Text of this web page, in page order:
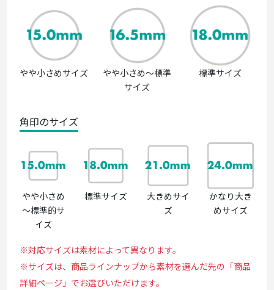
やや小さめサイズ
やや小さめ～標準
サイズ
標準サイズ
角印のサイズ
やや小さめ
～標準的サ
イズ
標準サイズ
大きめサイ
ズ
かなり大き
めサイズ
※対応サイズは素材によって異なります。
※サイズは、商品ラインナップから素材を選んだ先の「商品
詳細ページ」でお選びいただけます。